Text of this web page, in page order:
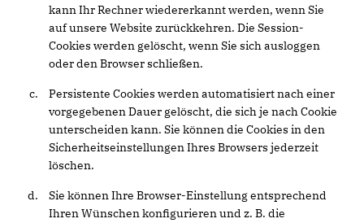
kann Ihr Rechner wiedererkannt werden, wenn Sie
auf unsere Website zurückkehren. Die Session-
Cookies werden gelöscht, wenn Sie sich ausloggen
oder den Browser schließen.
Persistente Cookies werden automatisiert nach einer
vorgegebenen Dauer gelöscht, die sich je nach Cookie
unterscheiden kann. Sie können die Cookies in den
Sicherheitseinstellungen Ihres Browsers jederzeit
löschen.
Sie können Ihre Browser-Einstellung entsprechend
Ihren Wünschen konfigurieren und z. B. die